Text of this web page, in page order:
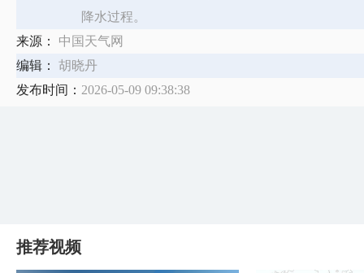
降水过程。
来源：
中国天气网
编辑：
胡晓丹
发布时间： 2026-05-09 09:38:38
推荐视频